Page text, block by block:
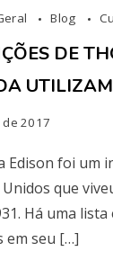
Blog
DE
2017
Edison foi um
que
Há uma
em seu […]